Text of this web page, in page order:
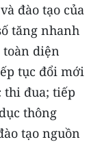
đào tạo của
tăng nhanh
toàn diện
tục đổi mới
thi đua; tiếp
thông
tạo nguồn